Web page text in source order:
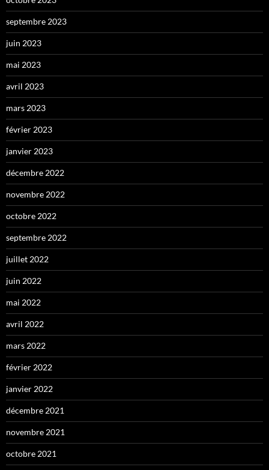
septembre 2023
juin 2023
mai 2023
avril 2023
mars 2023
février 2023
janvier 2023
décembre 2022
novembre 2022
octobre 2022
septembre 2022
juillet 2022
juin 2022
mai 2022
avril 2022
mars 2022
février 2022
janvier 2022
décembre 2021
novembre 2021
octobre 2021